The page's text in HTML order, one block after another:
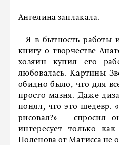
Ангелина заплакала.
– Я в бытность работы
книгу о творчестве
хозяин купил его
любовалась. Картины
обидно было, что для
просто мазня. Даже
понял, что это шедевр.
рисовал?» – спросил
интересует только
Поленова от Матисса не